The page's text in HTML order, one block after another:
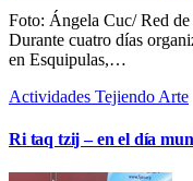
Foto: Ángela Cuc/ Red de Comunicadoras Indígenas Jun Na'oj
Durante cuatro días
en Esquipulas,…
Actividades Tejiendo Arte
Ri taq tzij – en el día